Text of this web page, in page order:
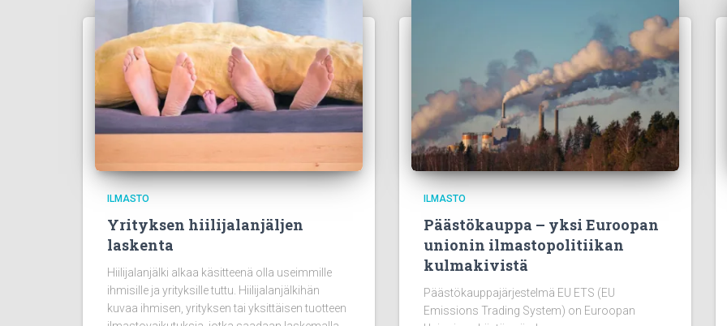
ILMASTO
Yrityksen hiilijalanjäljen
laskenta
Hiilijalanjälki alkaa käsitteenä olla useimmille
ihmisille ja yrityksille tuttu. Hiilijalanjälkihän
kuvaa ihmisen, yrityksen tai yksittäisen tuotteen
ILMASTO
Päästökauppa – yksi Euroopan
unionin ilmastopolitiikan
kulmakivistä
Päästökauppajärjestelmä EU ETS (EU
Emissions Trading System) on Euroopan